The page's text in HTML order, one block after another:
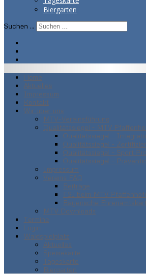
Biergarten
Suchen ...
Home
Aktuelles
Impressum
Kontakt
Wir über uns
MTV-Vereinsführung
Qualitätssiegel - MTV
Qualitätssiegel -
Qualitätssiegel -
Qualitätssiegel - Sport
Qualitätssiegel -
Impressum
Vereins FAQ
Beiträge
FSJ beim MTV
Bayerische
MTV Downloads
Termine
Login
Waldspielplatz
Aktuelles
Speisekarte
Tageskarte
Biergarten